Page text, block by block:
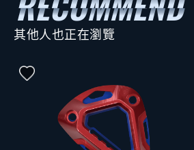
其他人也正在瀏覽